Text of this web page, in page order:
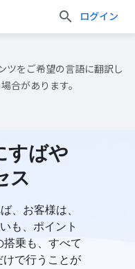
ログイン
ツをご希望の言語に翻訳し
合があります。
すばや
ス
、お客様は、
も、ポイント
乗も、すべて
で行うことが